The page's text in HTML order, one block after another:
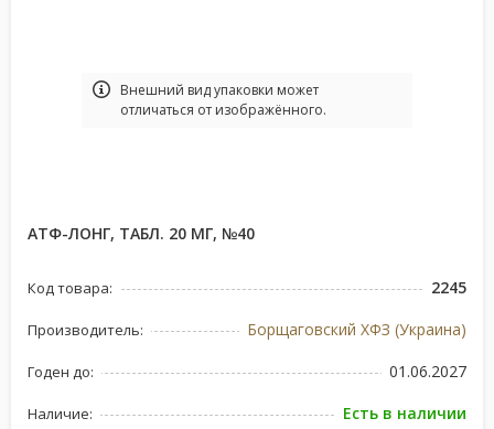
Bнешний вид упаковки может
отличаться от изображённого.
АТФ-ЛОНГ, ТАБЛ. 20 МГ, №40
Код товара: 2245
Производитель: Борщаговский ХФЗ (Украина)
Годен до: 01.06.2027
Наличие:
Есть в наличии